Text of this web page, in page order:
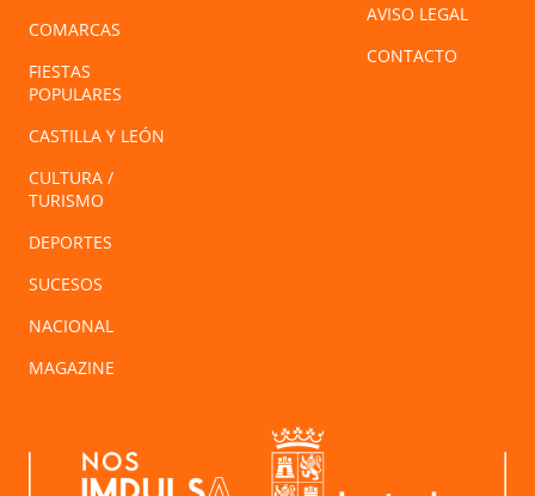
COMARCAS
FIESTAS
POPULARES
CASTILLA Y LEÓN
CULTURA /
TURISMO
DEPORTES
SUCESOS
NACIONAL
MAGAZINE
AVISO LEGAL
CONTACTO